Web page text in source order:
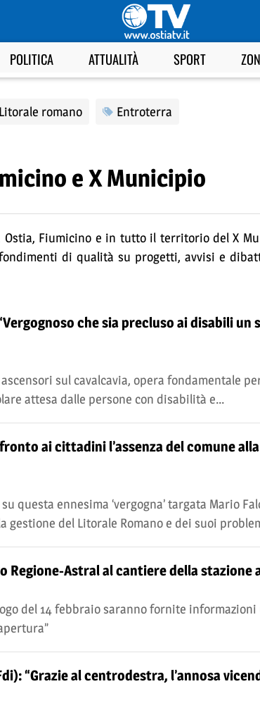
POLITICA ATTUALITÀ SPORT
Litorale romano Entroterra
e X Municipio
Fiumicino e in tutto il territorio del X
di qualità su progetti, avvisi e
che sia precluso ai disabili un
sul cavalcavia, opera fondamentale
attesa dalle persone con disabilità e...
ai cittadini l’assenza del comune
questa ennesima ‘vergogna’ targata Mario
del Litorale Romano e dei suoi
Regione-Astral al cantiere della
del 14 febbraio saranno fornite
“Grazie al centrodestra, l’annosa